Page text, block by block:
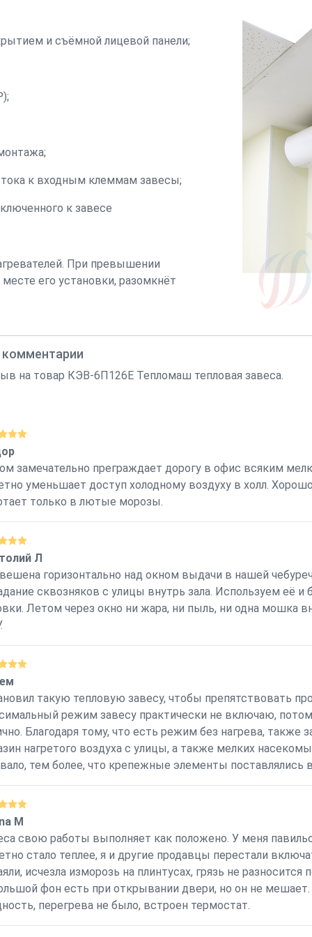
и съёмной лицевой панели;
тока к входным клеммам завесы;
к завесе
При превышении
его установки, разомкнёт
на товар КЭВ-6П126E Тепломаш тепловая завеса.
замечательно преграждает дорогу в офис всяким
уменьшает доступ холодному воздуху в холл.
только в лютые морозы.
Л
горизонтально над окном выдачи в нашей
сквозняков с улицы внутрь зала. Используем её
Летом через окно ни жара, ни пыль, ни одна мошка
такую тепловую завесу, чтобы препятствовать
режим завесу практически не включаю,
Благодаря тому, что есть режим без нагрева, также
нагретого воздуха с улицы, а также мелких
тем более, что крепежные элементы поставлялись
M
свою работы выполняет как положено. У меня
стало теплее, я и другие продавцы перестали
исчезла изморозь на плинтусах, грязь не
фон есть при открывании двери, но он не
перегрева не было, встроен термостат.